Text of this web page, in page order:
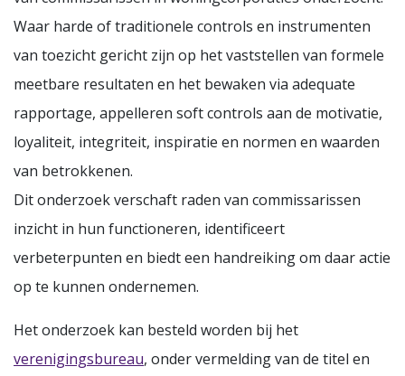
Waar harde of traditionele controls en instrumenten
van toezicht gericht zijn op het vaststellen van formele
meetbare resultaten en het bewaken via adequate
rapportage, appelleren soft controls aan de motivatie,
loyaliteit, integriteit, inspiratie en normen en waarden
van betrokkenen.
Dit onderzoek verschaft raden van commissarissen
inzicht in hun functioneren, identificeert
verbeterpunten en biedt een handreiking om daar actie
op te kunnen ondernemen.
Het onderzoek kan besteld worden bij het
verenigingsbureau, onder vermelding van de titel en